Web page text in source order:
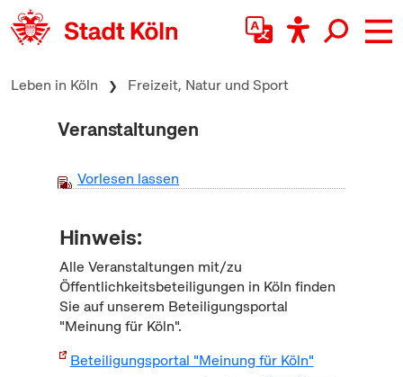
zum Inhalt springen
Leben in Köln Freizeit, Natur und Sport
Veranstaltungen
Vorlesen lassen
Hinweis:
Alle Veranstaltungen mit/zu
Öffentlichkeitsbeteiligungen in Köln finden
Sie auf unserem Beteiligungsportal
"Meinung für Köln".
Beteiligungsportal "Meinung für Köln"